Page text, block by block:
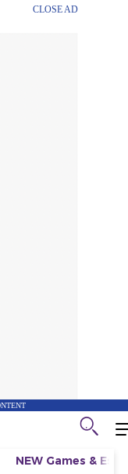
CLOSE AD
NEW Games &